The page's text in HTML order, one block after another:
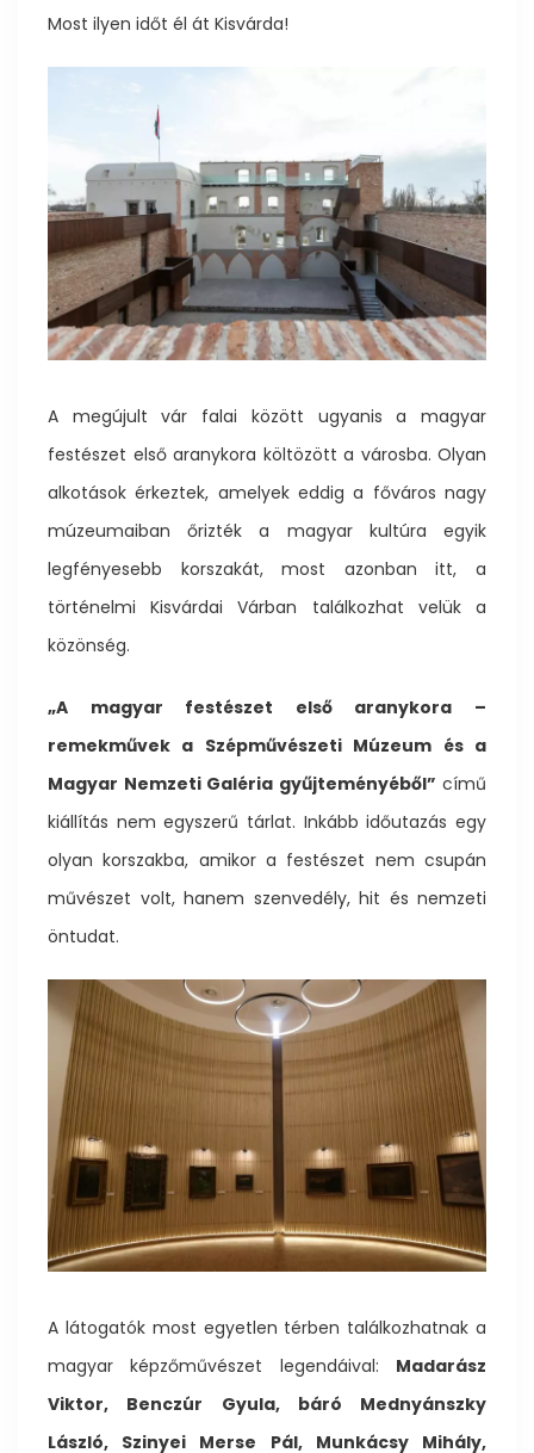
Most ilyen időt él át Kisvárda!
A megújult vár falai között ugyanis a magyar
festészet első aranykora költözött a városba. Olyan
alkotások érkeztek, amelyek eddig a főváros nagy
múzeumaiban őrizték a magyar kultúra egyik
legfényesebb korszakát, most azonban itt, a
történelmi Kisvárdai Várban találkozhat velük a
közönség.
„A magyar festészet első aranykora –
remekművek a Szépművészeti Múzeum és a
Magyar Nemzeti Galéria gyűjteményéből” című
kiállítás nem egyszerű tárlat. Inkább időutazás egy
olyan korszakba, amikor a festészet nem csupán
művészet volt, hanem szenvedély, hit és nemzeti
öntudat.
A látogatók most egyetlen térben találkozhatnak a
magyar képzőművészet legendáival: Madarász
Viktor, Benczúr Gyula, báró Mednyánszky
László, Szinyei Merse Pál, Munkácsy Mihály,